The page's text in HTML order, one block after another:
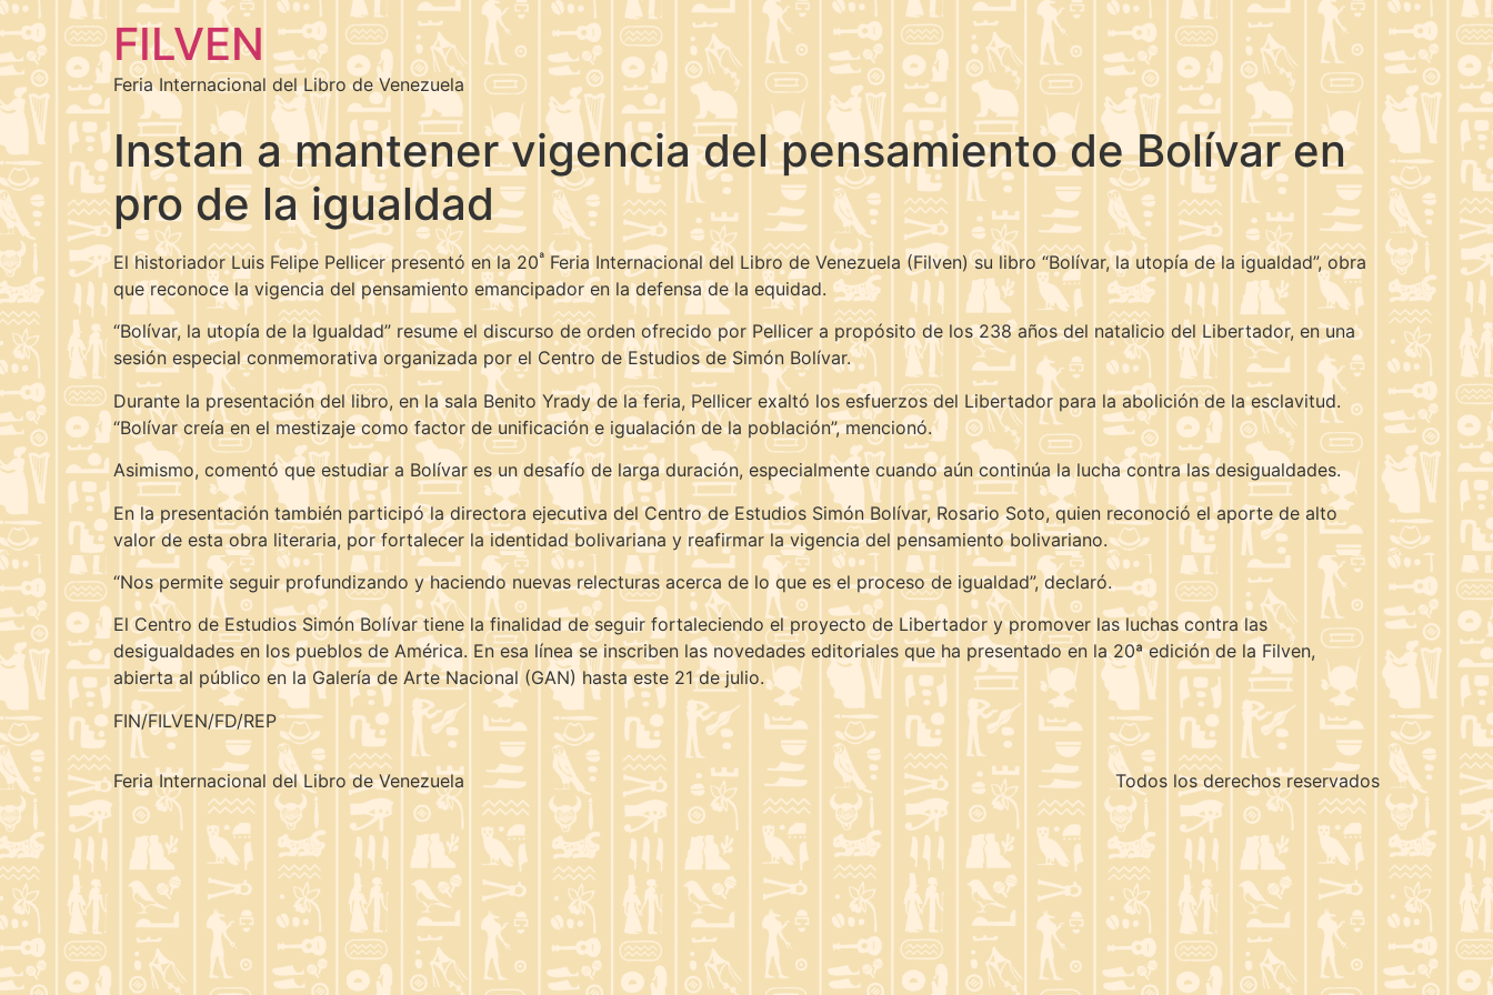
FILVEN
Feria Internacional del Libro de Venezuela
Instan a mantener vigencia del pensamiento de Bolívar en
pro de la igualdad
El historiador Luis Felipe Pellicer presentó en la 20ª Feria Internacional del Libro de Venezuela (Filven) su libro “Bolívar, la utopía de la igualdad”, obra
que reconoce la vigencia del pensamiento emancipador en la defensa de la equidad.
“Bolívar, la utopía de la Igualdad” resume el discurso de orden ofrecido por Pellicer a propósito de los 238 años del natalicio del Libertador, en una
sesión especial conmemorativa organizada por el Centro de Estudios de Simón Bolívar.
Durante la presentación del libro, en la sala Benito Yrady de la feria, Pellicer exaltó los esfuerzos del Libertador para la abolición de la esclavitud.
“Bolívar creía en el mestizaje como factor de unificación e igualación de la población”, mencionó.
Asimismo, comentó que estudiar a Bolívar es un desafío de larga duración, especialmente cuando aún continúa la lucha contra las desigualdades.
En la presentación también participó la directora ejecutiva del Centro de Estudios Simón Bolívar, Rosario Soto, quien reconoció el aporte de alto
valor de esta obra literaria, por fortalecer la identidad bolivariana y reafirmar la vigencia del pensamiento bolivariano.
“Nos permite seguir profundizando y haciendo nuevas relecturas acerca de lo que es el proceso de igualdad”, declaró.
El Centro de Estudios Simón Bolívar tiene la finalidad de seguir fortaleciendo el proyecto de Libertador y promover las luchas contra las
desigualdades en los pueblos de América. En esa línea se inscriben las novedades editoriales que ha presentado en la 20ª edición de la Filven,
abierta al público en la Galería de Arte Nacional (GAN) hasta este 21 de julio.
FIN/FILVEN/FD/REP
Feria Internacional del Libro de Venezuela Todos los derechos reservados